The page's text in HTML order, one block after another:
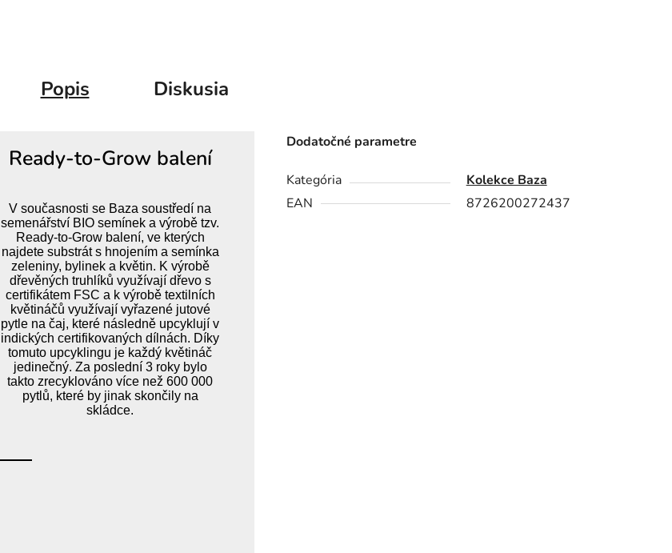
Popis Diskusia
Ready-to-Grow balení
V současnosti se Baza soustředí na
semenářství BIO semínek a výrobě tzv.
Ready-to-Grow balení, ve kterých
najdete substrát s hnojením a semínka
zeleniny, bylinek a květin. K výrobě
dřevěných truhlíků využívají dřevo s
certifikátem FSC a k výrobě textilních
květináčů využívají vyřazené jutové
pytle na čaj, které následně upcyklují v
indických certifikovaných dílnách. Díky
tomuto upcyklingu je každý květináč
jedinečný. Za poslední 3 roky bylo
takto zrecyklováno více než 600 000
pytlů, které by jinak skončily na
skládce.
Dodatočné parametre
Kategória
Kolekce Baza
EAN
8726200272437